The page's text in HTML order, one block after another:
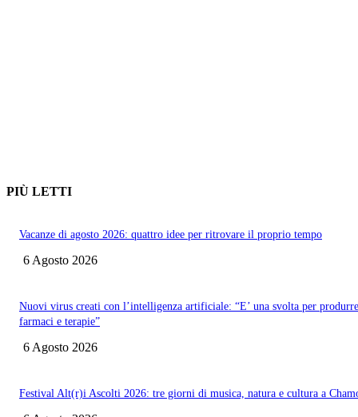
PIÙ LETTI
Vacanze di agosto 2026: quattro idee per ritrovare il proprio tempo
6 Agosto 2026
Nuovi virus creati con l’intelligenza artificiale: “E’ una svolta per produrre
farmaci e terapie”
6 Agosto 2026
Festival Alt(r)i Ascolti 2026: tre giorni di musica, natura e cultura a